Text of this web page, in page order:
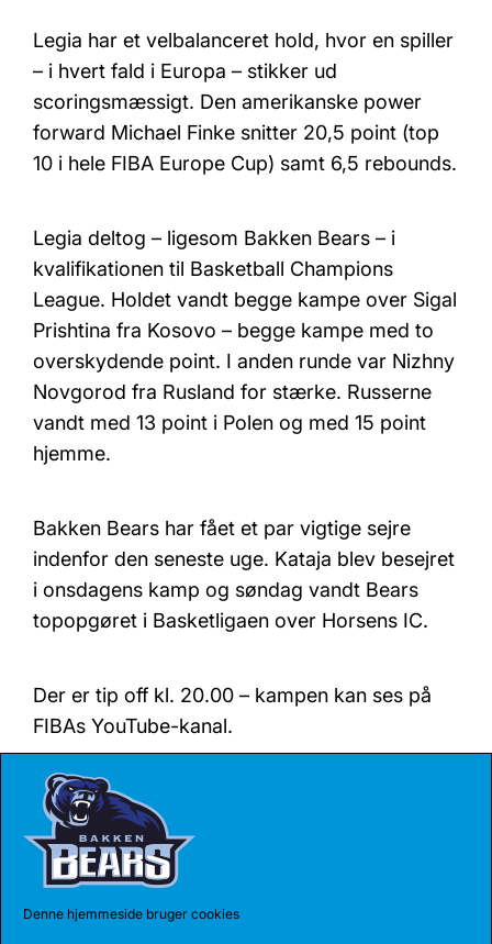
Denne hjemmeside bruger cookies
Legia har et velbalanceret hold, hvor en spiller
– i hvert fald i Europa – stikker ud
scoringsmæssigt. Den amerikanske power
forward Michael Finke snitter 20,5 point (top
10 i hele FIBA Europe Cup) samt 6,5 rebounds.
Legia deltog – ligesom Bakken Bears – i
kvalifikationen til Basketball Champions
League. Holdet vandt begge kampe over Sigal
Prishtina fra Kosovo – begge kampe med to
overskydende point. I anden runde var Nizhny
Novgorod fra Rusland for stærke. Russerne
vandt med 13 point i Polen og med 15 point
hjemme.
Bakken Bears har fået et par vigtige sejre
indenfor den seneste uge. Kataja blev besejret
i onsdagens kamp og søndag vandt Bears
topopgøret i Basketligaen over Horsens IC.
Der er tip off kl. 20.00 – kampen kan ses på
FIBAs YouTube-kanal.